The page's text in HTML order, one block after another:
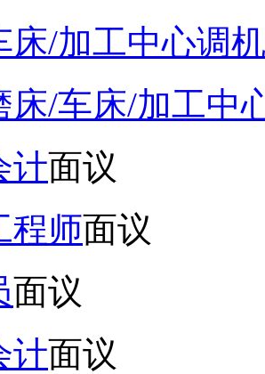
床/加工中心调
床/车床/加工中
计面议
程师面议
面议
计面议